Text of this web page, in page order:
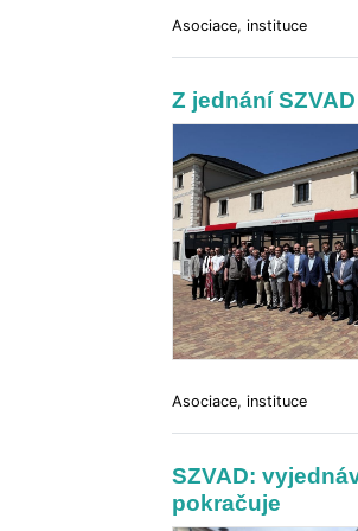
Asociace, instituce
Z jednání
Asociace, instituce
SZVAD:
pokračuje